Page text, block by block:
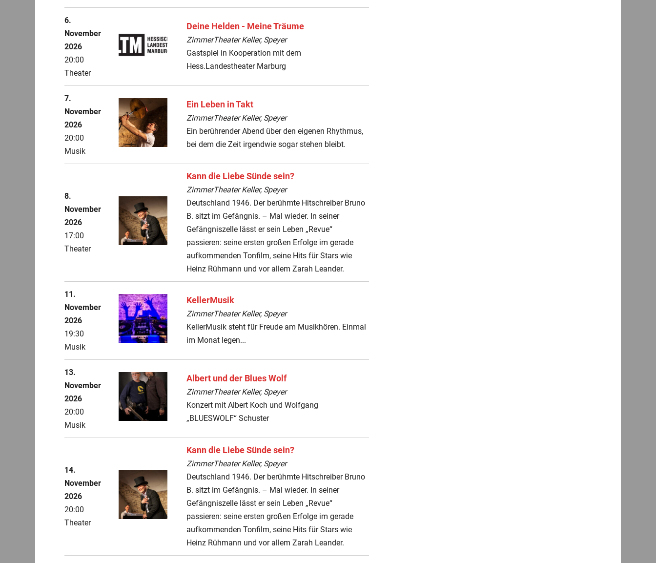
6.
November
2026
20:00
Theater
Deine Helden - Meine Träume
ZimmerTheater Keller, Speyer
Gastspiel in Kooperation mit dem
Hess.Landestheater Marburg
7.
November
2026
20:00
Musik
Ein Leben in Takt
ZimmerTheater Keller, Speyer
Ein berührender Abend über den eigenen Rhythmus,
bei dem die Zeit irgendwie sogar stehen bleibt.
8.
November
2026
17:00
Theater
Kann die Liebe Sünde sein?
ZimmerTheater Keller, Speyer
Deutschland 1946. Der berühmte Hitschreiber Bruno
B. sitzt im Gefängnis. – Mal wieder. In seiner
Gefängniszelle lässt er sein Leben „Revue“
passieren: seine ersten großen Erfolge im gerade
aufkommenden Tonfilm, seine Hits für Stars wie
Heinz Rühmann und vor allem Zarah Leander.
11.
November
2026
19:30
Musik
KellerMusik
ZimmerTheater Keller, Speyer
KellerMusik steht für Freude am Musikhören. Einmal
im Monat legen...
13.
November
2026
20:00
Musik
Albert und der Blues Wolf
ZimmerTheater Keller, Speyer
Konzert mit Albert Koch und Wolfgang
„BLUESWOLF“ Schuster
14.
November
2026
20:00
Theater
Kann die Liebe Sünde sein?
ZimmerTheater Keller, Speyer
Deutschland 1946. Der berühmte Hitschreiber Bruno
B. sitzt im Gefängnis. – Mal wieder. In seiner
Gefängniszelle lässt er sein Leben „Revue“
passieren: seine ersten großen Erfolge im gerade
aufkommenden Tonfilm, seine Hits für Stars wie
Heinz Rühmann und vor allem Zarah Leander.